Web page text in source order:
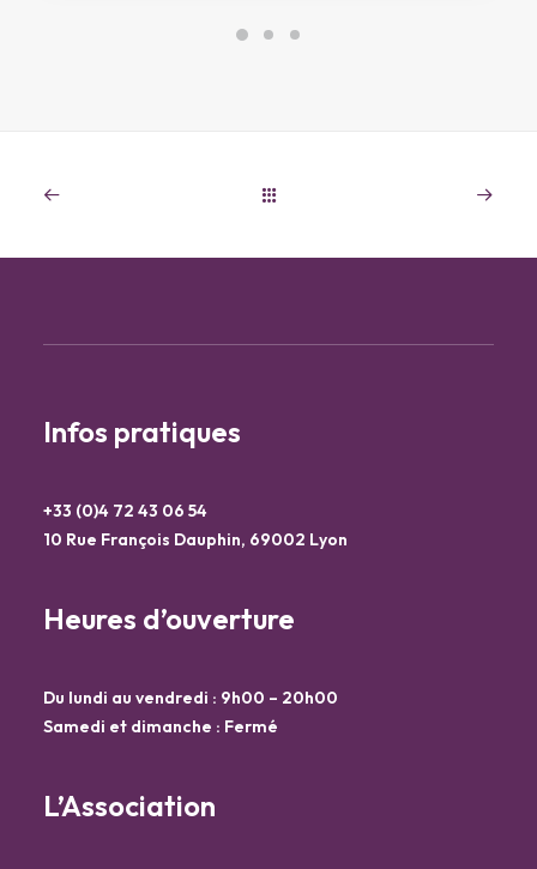
Infos pratiques
+33 (0)4 72 43 06 54
10 Rue François Dauphin, 69002 Lyon
Heures d’ouverture
Du lundi au vendredi : 9h00 – 20h00
Samedi et dimanche : Fermé
L’Association